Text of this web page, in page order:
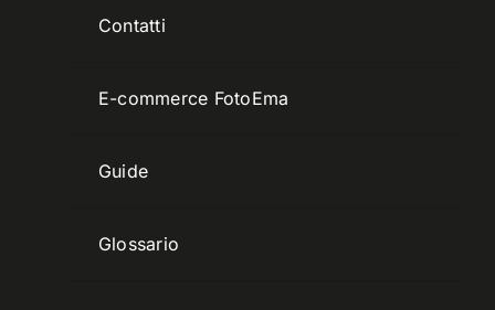
Contatti
E-commerce FotoEma
Guide
Glossario